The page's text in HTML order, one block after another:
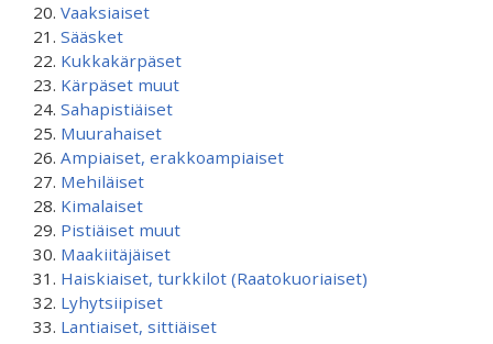
Vaaksiaiset
Sääsket
Kukkakärpäset
Kärpäset muut
Sahapistiäiset
Muurahaiset
Ampiaiset, erakkoampiaiset
Mehiläiset
Kimalaiset
Pistiäiset muut
Maakiitäjäiset
Haiskiaiset, turkkilot (Raatokuoriaiset)
Lyhytsiipiset
Lantiaiset, sittiäiset